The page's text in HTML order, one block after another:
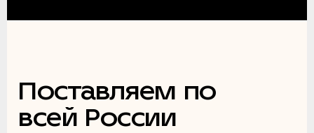
Поставляем по
всей России